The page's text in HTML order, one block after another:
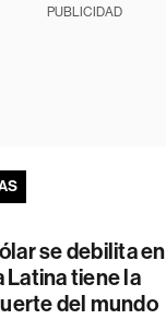
PUBLICIDAD
se debilita en
Latina tiene la
del mundo